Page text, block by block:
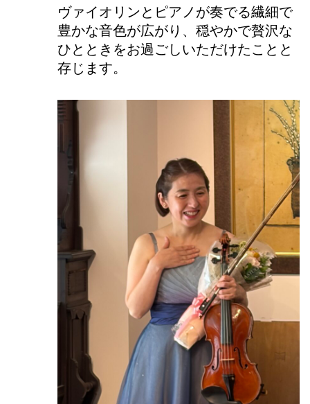
ヴァイオリンとピアノが奏でる繊細で
豊かな音色が広がり、穏やかで贅沢な
ひとときをお過ごしいただけたことと
存じます。